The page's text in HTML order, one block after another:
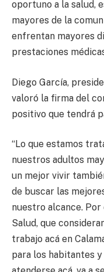
oportuno a la salud,
mayores de la
enfrentan mayores
prestaciones
Diego García,
valoró la firma del
positivo que tendrá
“Lo que estamos
nuestros adultos
un mejor vivir
de buscar las
nuestro alcance. Por
Salud, que
trabajo acá en
para los habitantes